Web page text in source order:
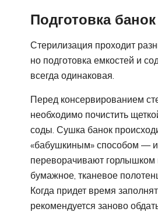
Подготовка банок
Стерилизация проходит
но подготовка емкостей и
всегда одинаковая.
Перед консервированием
необходимо почистить
соды. Сушка банок
«бабушкиным» способом —
переворачивают горлышком
бумажное, тканевое
Когда придет время
рекомендуется заново